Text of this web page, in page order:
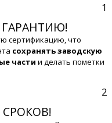
1
сертификацию, что
сохранять заводскую
части и делать пометки
2